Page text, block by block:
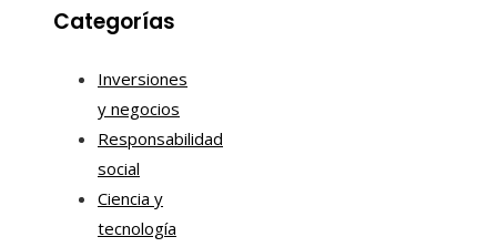
Categorías
Inversiones
y negocios
Responsabilidad
social
Ciencia y
tecnología